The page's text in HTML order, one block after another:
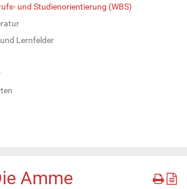
und Studienorientierung (WBS)
Lernfelder
Amme